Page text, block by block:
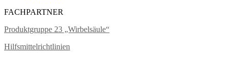
FACHPARTNER
Produktgruppe 23 „Wirbelsäule“
Hilfsmittelrichtlinien